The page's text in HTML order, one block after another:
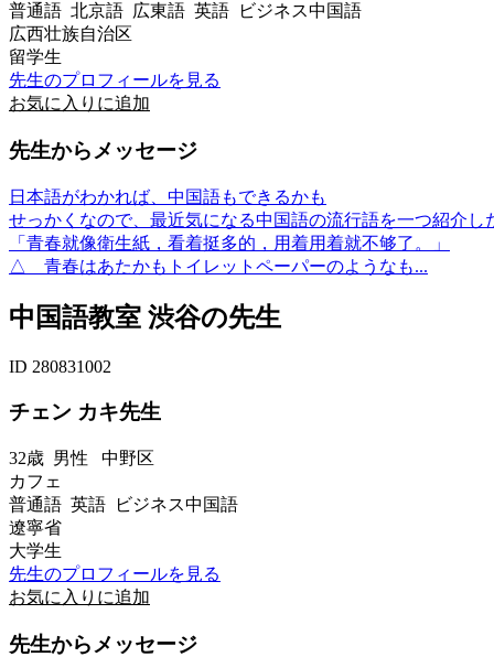
普通語 北京語 広東語 英語 ビジネス中国語
広西壮族自治区
留学生
先生のプロフィールを見る
お気に入りに追加
先生からメッセージ
日本語がわかれば、中国語もできるかも
せっかくなので、最近気になる中国語の流行語を一つ紹介し
「青春就像衛生紙，看着挺多的，用着用着就不够了。」
△ 青春はあたかもトイレットペーパーのようなも...
中国語教室 渋谷の先生
ID 280831002
チェン カキ先生
32歳 男性 中野区
カフェ
普通語 英語 ビジネス中国語
遼寧省
大学生
先生のプロフィールを見る
お気に入りに追加
先生からメッセージ